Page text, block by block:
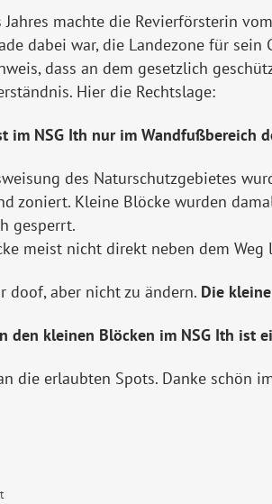
Jahres machte die Revierförsterin
dabei war, die Landezone für
dass an dem gesetzlich
Hier die Rechtslage:
im NSG Ith nur im Wandfußbereich
des Naturschutzgebietes
zoniert. Kleine Blöcke wurden
gesperrt.
meist nicht direkt neben dem
doof, aber nicht zu ändern. Die
den kleinen Blöcken im NSG Ith ist
die erlaubten Spots. Danke schön